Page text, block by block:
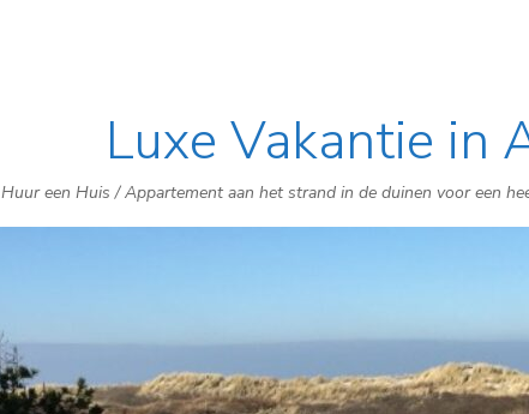
Skip
to
content
Luxe Vakantie in
Huur een Huis / Appartement aan het strand in de duinen voor een